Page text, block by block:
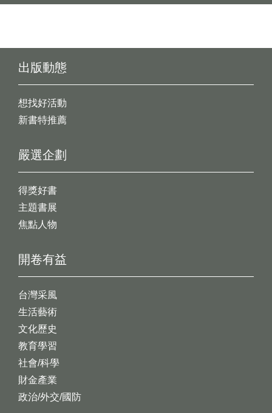
出版動態
想找好活動
新書特推薦
開卷有益
台灣采風
生活藝術
文化歷史
教育學習
社會/科學
財金產業
政治/外交/國防
嚴選企劃
得獎好書
主題書展
焦點人物